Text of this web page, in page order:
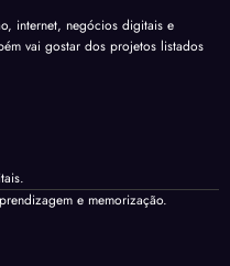
internet, negócios digitais e
vai gostar dos projetos listados
e memorização.